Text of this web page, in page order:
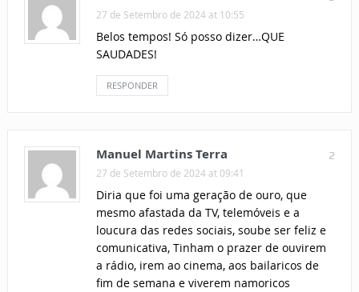
27 de Setembro de 2024 at 10:55
Belos tempos! Só posso dizer…QUE
SAUDADES!
RESPONDER
2
Manuel Martins Terra
27 de Setembro de 2024 at 09:41
Diria que foi uma geração de ouro, que
mesmo afastada da TV, telemóveis e a
loucura das redes sociais, soube ser feliz e
comunicativa, Tinham o prazer de ouvirem
a rádio, irem ao cinema, aos bailaricos de
fim de semana e viverem namoricos